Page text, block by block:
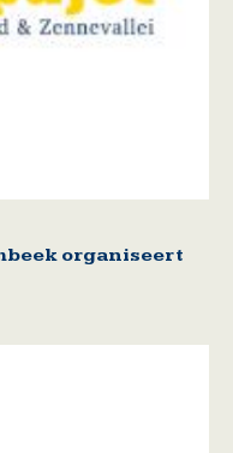
organiseert